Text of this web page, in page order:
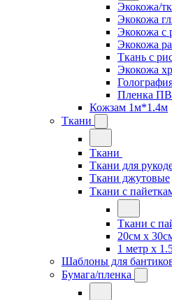
Экокожа/
Экокожа
Экокожа с
Экокожа
Ткань с
Экокожа
Пленка
Кожзам 1м*1.4м
Ткани
Ткани
Ткани для
Ткани джутовые
Ткани с
Ткани с
20см х
1 метр х
Шаблоны для
Бумага/пленка